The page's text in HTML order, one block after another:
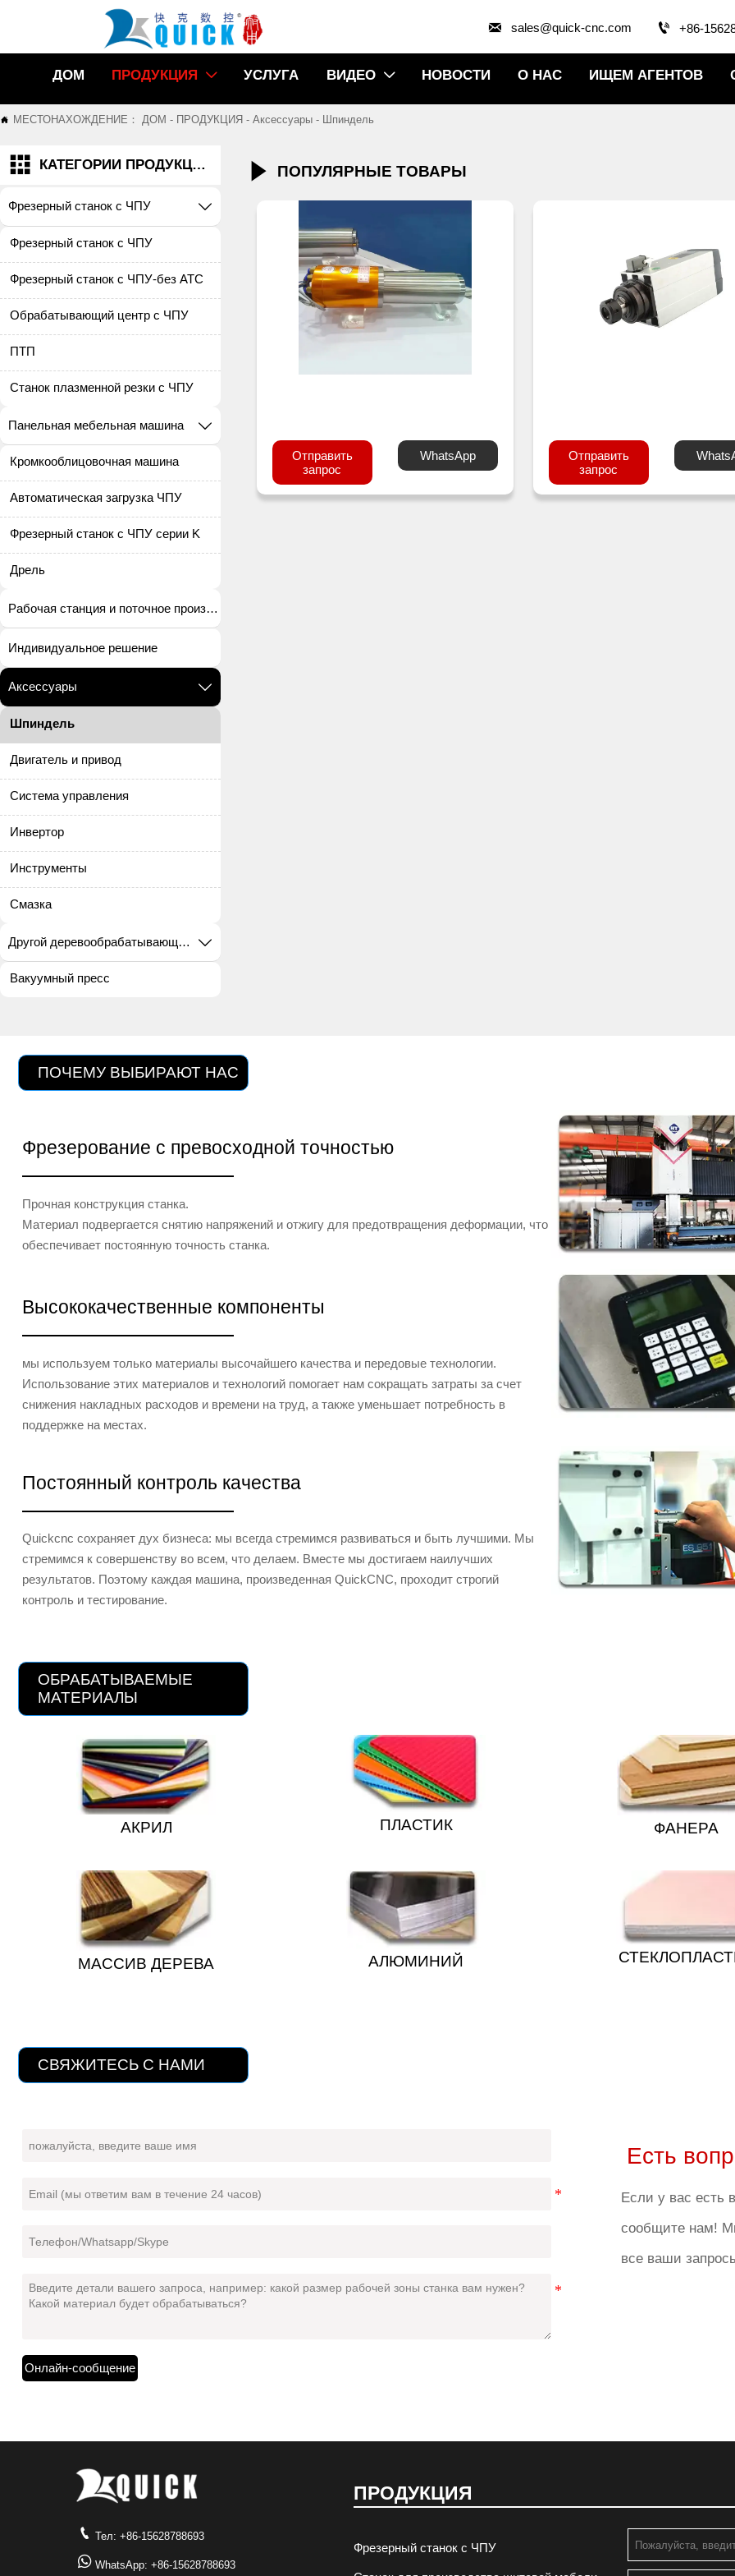
 sales@quick-cnc.com  +86-
ДОМ ПРОДУКЦИЯ  УСЛУГА ВИДЕО  НОВОСТИ О НАС ИЩЕМ АГЕНТОВ
 МЕСТОНАХОЖДЕНИЕ： ДОМ - ПРОДУКЦИЯ - Аксессуары- Шпиндель
 КАТЕГОРИИ ПРОДУКЦИИ
Фрезерный станок с ЧПУ 
Фрезерный станок с ЧПУ
Фрезерный станок с ЧПУ-без ATC
Обрабатывающий центр с ЧПУ
ПТП
Станок плазменной резки с ЧПУ
Панельная мебельная машина 
Кромкооблицовочная машина
Автоматическая загрузка ЧПУ
Фрезерный станок с ЧПУ серии K
Дрель
Рабочая станция и поточное производство
Индивидуальное решение
Аксессуары 
Шпиндель
Двигатель и привод
Система управления
Инвертор
Инструменты
Смазка
Другой деревообрабатывающий станок 
Вакуумный пресс
 ПОПУЛЯРНЫЕ ТОВАРЫ
Отправить
запрос
WhatsApp
Отправить
запрос
ПОЧЕМУ ВЫБИРАЮТ НАС
Фрезерование с превосходной точностью
Прочная конструкция станка.
Материал подвергается снятию напряжений и отжигу для предотвращения деформации, что
обеспечивает постоянную точность станка.
Высококачественные компоненты
мы используем только материалы высочайшего качества и передовые технологии.
Использование этих материалов и технологий помогает нам сокращать затраты за счет
снижения накладных расходов и времени на труд, а также уменьшает потребность в
поддержке на местах.
Постоянный контроль качества
Quickcnc сохраняет дух бизнеса: мы всегда стремимся развиваться и быть лучшими. Мы
стремимся к совершенству во всем, что делаем. Вместе мы достигаем наилучших
результатов. Поэтому каждая машина, произведенная QuickCNC, проходит строгий
контроль и тестирование.
ОБРАБАТЫВАЕМЫЕ
МАТЕРИАЛЫ
АКРИЛ ПЛАСТИК ФАНЕРА
МАССИВ ДЕРЕВА АЛЮМИНИЙ
СВЯЖИТЕСЬ С НАМИ
Онлайн-сообщение
Есть
Если у вас есть
сообщите нам!
все ваши
 Тел: +86-15628788693
 WhatsApp: +86-15628788693
ПРОДУКЦИЯ
Фрезерный станок с ЧПУ